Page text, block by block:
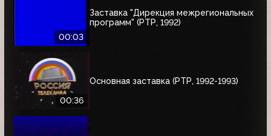
00:03
Заставка "Дирекция межрегиональных
программ" (РТР, 1992)
00:36
Основная заставка (РТР, 1992-1993)